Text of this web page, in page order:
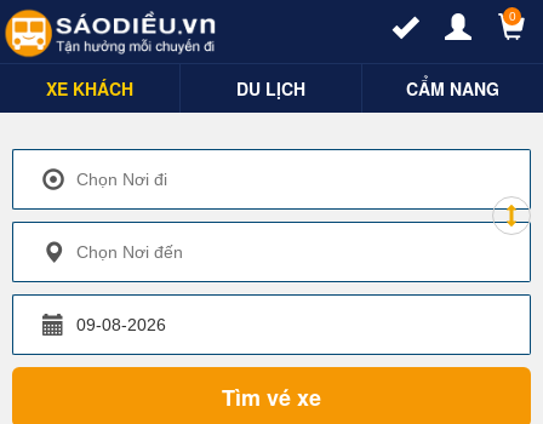
0
XE KHÁCH DU LỊCH CẨM NANG
Tìm vé xe